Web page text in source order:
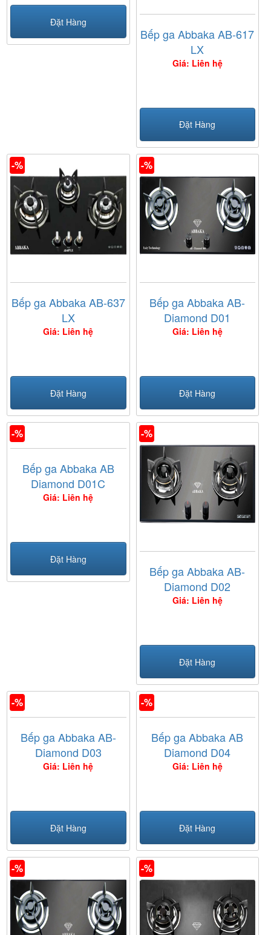
Đặt Hàng
Bếp ga Abbaka AB-617
LX
Giá: Liên hệ
Đặt Hàng
-%
Bếp ga Abbaka AB-637
LX
Giá: Liên hệ
Đặt Hàng
-%
Bếp ga Abbaka AB-
Diamond D01
Giá: Liên hệ
Đặt Hàng
-%
Bếp ga Abbaka AB
Diamond D01C
Giá: Liên hệ
Đặt Hàng
-%
Bếp ga Abbaka AB-
Diamond D02
Giá: Liên hệ
Đặt Hàng
-%
Bếp ga Abbaka AB-
Diamond D03
Giá: Liên hệ
Đặt Hàng
-%
Bếp ga Abbaka AB
Diamond D04
Giá: Liên hệ
Đặt Hàng
-% -%